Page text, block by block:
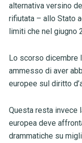
alternativa versino
rifiutata – allo Stato
limiti che nel giugno
Lo scorso dicembre
ammesso di aver
europee sul diritto
Questa resta invece
europea deve
drammatiche su